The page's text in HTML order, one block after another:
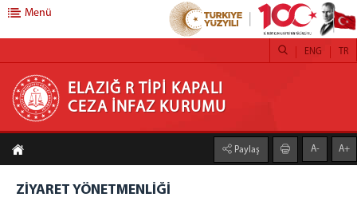
ELAZIĞ R TİPİ KAPALI CEZA İNFAZ KURUMU
ANASAYFA
GENEL MÜDÜRLÜK
ELAZIĞ ADLİYESİ
Menü
ELAZIĞ R TİPİ KAPALI
CEZA İNFAZ KURUMU
TR
ENG
Paylaş A- A+
ZİYARET YÖNETMENLİĞİ